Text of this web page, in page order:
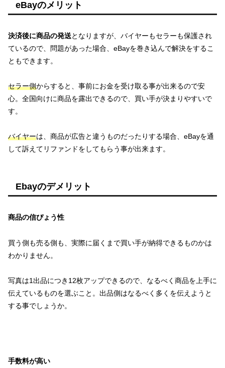
eBayのメリット
決済後に商品の発送となりますが、バイヤーもセラーも保護され
ているので、問題があった場合、eBayを巻き込んで解決をするこ
ともできます。
セラー側からすると、事前にお金を受け取る事が出来るので安
心。全国向けに商品を露出できるので、買い手が決まりやすいで
す。
バイヤーは、商品が広告と違うものだったりする場合、eBayを通
して訴えてリファンドをしてもらう事が出来ます。
Ebayのデメリット
商品の信ぴょう性
買う側も売る側も、実際に届くまで買い手が納得できるものかは
わかりません。
写真は1出品につき12枚アップできるので、なるべく商品を上手に
伝えているものを選ぶこと。出品側はなるべく多くを伝えようと
する事でしょうか。
手数料が高い